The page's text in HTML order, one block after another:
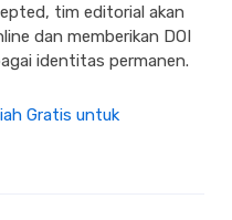
tim editorial akan
dan memberikan DOI
identitas permanen.
Gratis untuk